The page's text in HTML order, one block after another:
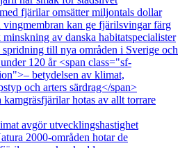
fjärilar omsätter miljontals dollar
vingmembran kan ge fjärilsvingar färg
minskning av danska habitatspecialister
spridning till nya områden i Sverige och
120 år <span class="sf-
betydelsen av klimat,
och arters särdrag</span>
kamgräsfjärilar hotas av allt torrare
avgör utvecklingshastighet
2000-områden hotar de